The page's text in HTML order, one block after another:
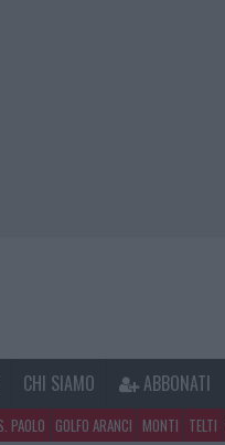
CHI SIAMO ABBONATI
PAOLO GOLFO ARANCI MONTI TELTI